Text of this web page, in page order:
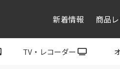
新着情報 商品
TV・レコーダー